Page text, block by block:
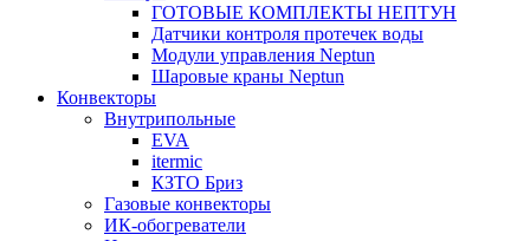
ГОТОВЫЕ КОМПЛЕКТЫ НЕПТУН
Датчики контроля протечек воды
Модули управления Neptun
Шаровые краны Neptun
Конвекторы
Внутрипольные
EVA
itermic
КЗТО Бриз
Газовые конвекторы
ИК-обогреватели